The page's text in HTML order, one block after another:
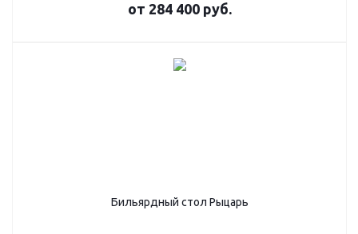
от 284 400 руб.
Бильярдный стол Рыцарь